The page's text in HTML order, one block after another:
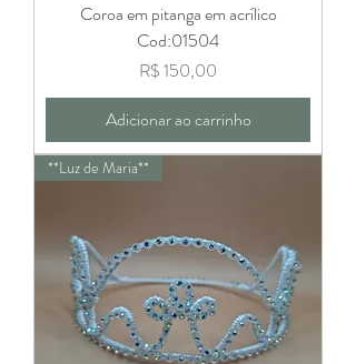
Coroa em pitanga em acrílico
Cod:01504
Preço
R$ 150,00
Adicionar ao carrinho
**Luz de Maria**